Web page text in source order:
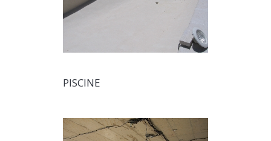
PISCINE